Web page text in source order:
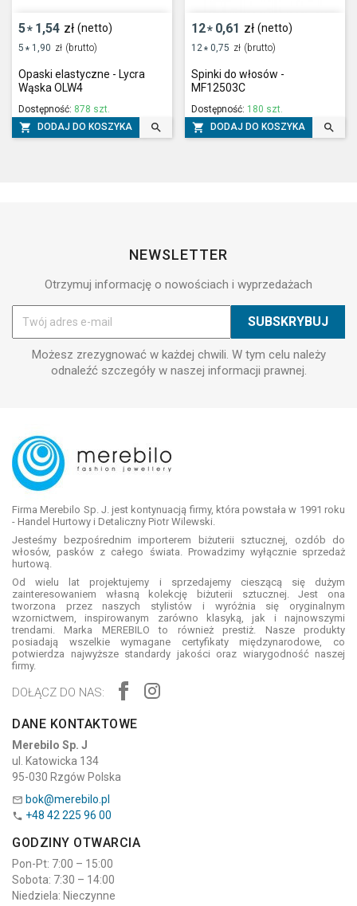
5* 1,54 zł (netto)
5 * 1,90 zł (brutto)
Opaski elastyczne - Lycra
Wąska OLW4
Dostępność: 878 szt.
 DODAJ DO KOSZYKA 
12* 0,61 zł (netto)
12* 0,75 zł (brutto)
Spinki do włosów -
MF12503C
Dostępność: 180 szt.
 DODAJ DO KOSZYKA 
NEWSLETTER
Otrzymuj informację o nowościach i wyprzedażach
Możesz zrezygnować w każdej chwili. W tym celu należy
odnaleźć szczegóły w naszej informacji prawnej.
Firma Merebilo Sp. J. jest kontynuacją firmy, która powstała w 1991 roku
- Handel Hurtowy i Detaliczny Piotr Wilewski.
Jesteśmy bezpośrednim importerem biżuterii sztucznej, ozdób do
włosów, pasków z całego świata. Prowadzimy wyłącznie sprzedaż
hurtową.
Od wielu lat projektujemy i sprzedajemy cieszącą się dużym
zainteresowaniem własną kolekcję biżuterii sztucznej. Jest ona
tworzona przez naszych stylistów i wyróżnia się oryginalnym
wzornictwem, inspirowanym zarówno klasyką, jak i najnowszymi
trendami. Marka MEREBILO to również prestiż. Nasze produkty
posiadają wszelkie wymagane certyfikaty międzynarodowe, co
potwierdza najwyższe standardy jakości oraz wiarygodność naszej
firmy.
DOŁĄCZ DO NAS:
DANE KONTAKTOWE
Merebilo Sp. J
ul. Katowicka 134
95-030 Rzgów Polska
 bok@merebilo.pl
 +48 42 225 96 00
GODZINY OTWARCIA
Pon-Pt: 7:00 – 15:00
Sobota: 7:30 – 14:00
Niedziela: Nieczynne